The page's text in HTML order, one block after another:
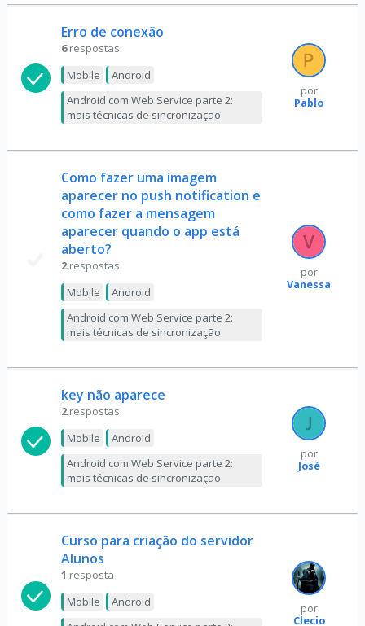
Erro de conexão
6 respostas
Mobile
Android
Android com Web Service parte 2:
mais técnicas de sincronização
por
Pablo
Como fazer uma imagem
aparecer no push notification e
como fazer a mensagem
aparecer quando o app está
aberto?
2 respostas
Mobile
Android
Android com Web Service parte 2:
mais técnicas de sincronização
por
Vanessa
key não aparece
2 respostas
Mobile
Android
Android com Web Service parte 2:
mais técnicas de sincronização
por
José
Curso para criação do servidor
Alunos
1 resposta
Mobile
Android
por
Clecio